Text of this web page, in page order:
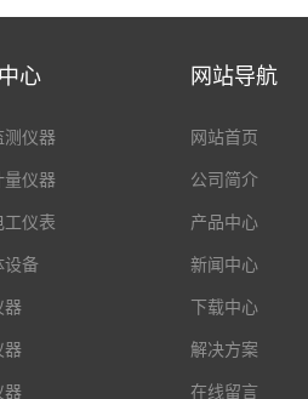
心
测仪器
量仪器
工仪表
设备
器
器
器
网站导航
网站首页
公司简介
产品中心
新闻中心
下载中心
解决方案
在线留言